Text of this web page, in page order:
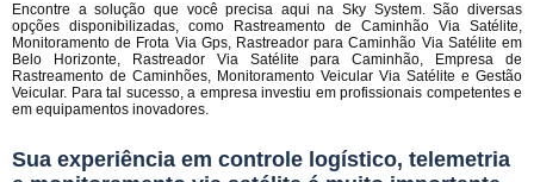
Encontre a solução que você precisa aqui na Sky System. São diversas
opções disponibilizadas, como Rastreamento de Caminhão Via Satélite,
Monitoramento de Frota Via Gps, Rastreador para Caminhão Via Satélite em
Belo Horizonte, Rastreador Via Satélite para Caminhão, Empresa de
Rastreamento de Caminhões, Monitoramento Veicular Via Satélite e Gestão
Veicular. Para tal sucesso, a empresa investiu em profissionais competentes e
em equipamentos inovadores.
Sua experiência em controle logístico, telemetria